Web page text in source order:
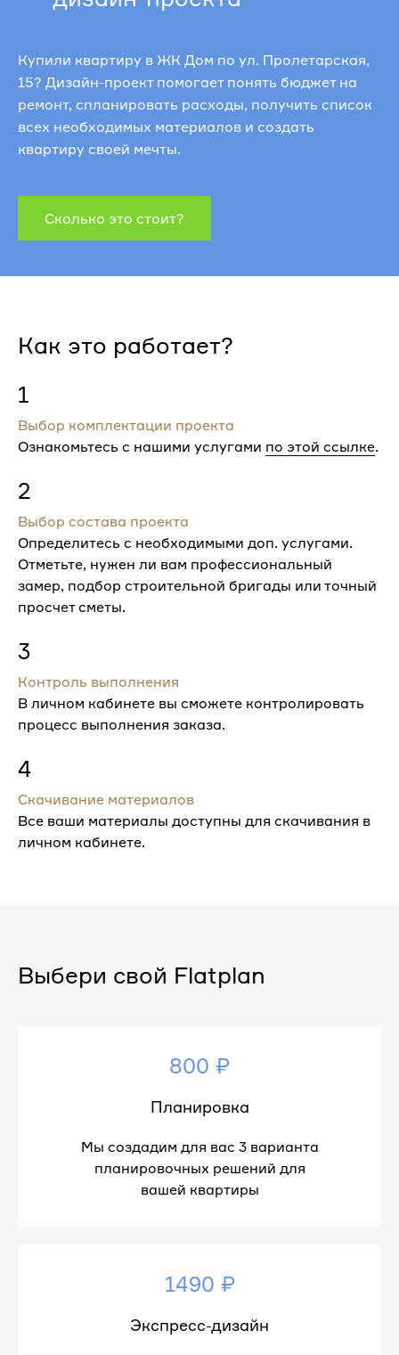
Купили квартиру в ЖК Дом по ул. Пролетарская,
15? Дизайн-проект помогает понять бюджет на
ремонт, спланировать расходы, получить список
всех необходимых материалов и создать
квартиру своей мечты.
Сколько это стоит?
Как это работает?
1
Выбор комплектации проекта
Ознакомьтесь с нашими услугами по этой ссылке.
2
Выбор состава проекта
Определитесь с необходимыми доп. услугами.
Отметьте, нужен ли вам профессиональный
замер, подбор строительной бригады или точный
просчет сметы.
3
Контроль выполнения
В личном кабинете вы сможете контролировать
процесс выполнения заказа.
4
Скачивание материалов
Все ваши материалы доступны для скачивания в
личном кабинете.
Выбери свой Flatplan
800 ₽
Планировка
Мы создадим для вас 3 варианта
планировочных решений для
вашей квартиры
1490 ₽
Экспресс-дизайн